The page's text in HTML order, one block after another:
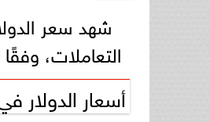
التعاملات،
أسعار الدولار